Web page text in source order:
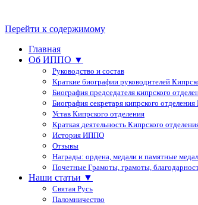
Перейти к содержимому
Главная
Об ИППО ▼
Руководство и состав
Краткие биографии руководителей
Биография председателя кипрского
Биография секретаря кипрского
Устав Кипрского отделения
Краткая деятельность Кипрского
История ИППО
Отзывы
Награды: ордена, медали и памятные
Почетные Грамоты, грамоты,
Наши статьи ▼
Святая Русь
Паломничество